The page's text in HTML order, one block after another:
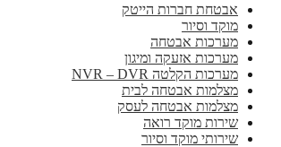
אבטחת חברות הייטק
מוקד וסיור
מערכות אבטחה
מערכות אזעקה ומיגון
מערכות הקלטה NVR – DVR
מצלמות אבטחה לבית
מצלמות אבטחה לעסק
שירות מוקד רואה
שירותי מוקד וסיור